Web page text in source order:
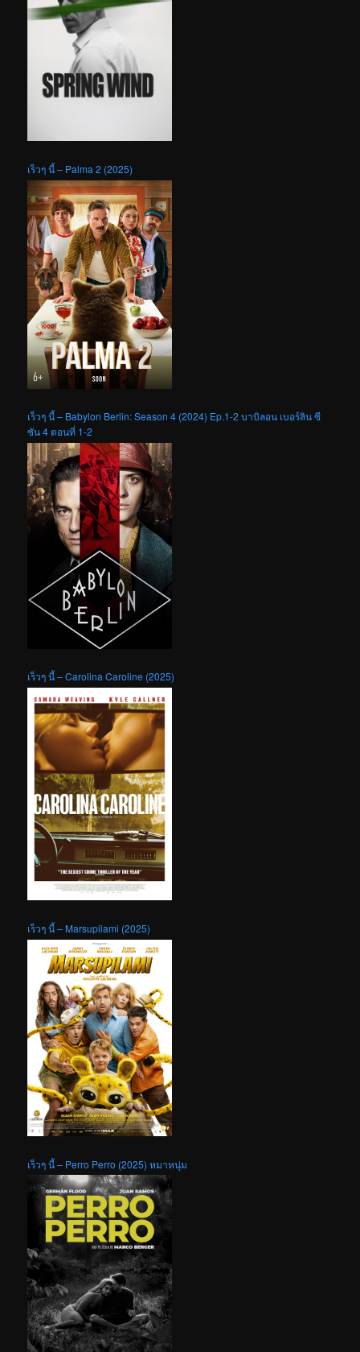
เร็วๆ นี้ – Palma 2 (2025)
เร็วๆ นี้ – Babylon Berlin: Season 4 (2024) Ep.1-2 บาบิลอน เบอร์ลิน ซี
ซัน 4 ตอนที่ 1-2
เร็วๆ นี้ – Carolina Caroline (2025)
เร็วๆ นี้ – Marsupilami (2025)
เร็วๆ นี้ – Perro Perro (2025) หมาหนุ่ม